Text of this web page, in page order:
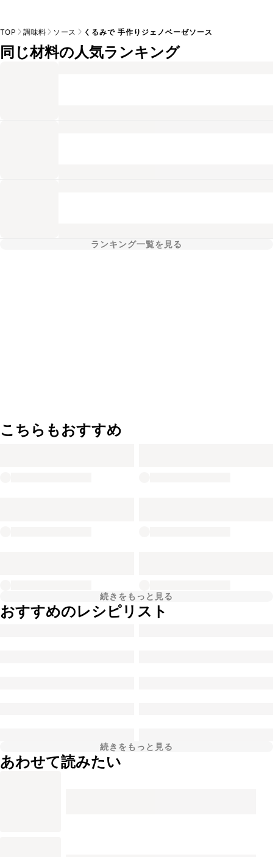
TOP 調味料 ソース くるみで 手作りジェノベーゼソース
同じ材料の人気ランキング
ランキング一覧を見る
こちらもおすすめ
続きをもっと見る
おすすめのレシピリスト
続きをもっと見る
あわせて読みたい